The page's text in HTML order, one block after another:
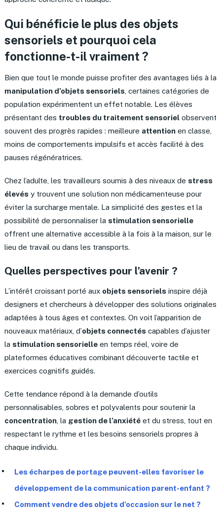
Qui bénéficie le plus des objets
sensoriels et pourquoi cela
fonctionne-t-il vraiment ?
Bien que tout le monde puisse profiter des avantages liés à la
manipulation d’objets sensoriels , certaines catégories de
population expérimentent un effet notable. Les élèves
présentant des troubles du traitement sensorielobservent
souvent des progrès rapides : meilleure attentionen classe,
moins de comportements impulsifs et accès facilité à des
pauses régénératrices.
Chez l’adulte, les travailleurs soumis à des niveaux de stress
élevés y trouvent une solution non médicamenteuse pour
éviter la surcharge mentale. La simplicité des gestes et la
possibilité de personnaliser la stimulation sensorielle
offrent une alternative accessible à la fois à la maison, sur le
lieu de travail ou dans les transports.
Quelles perspectives pour l’avenir ?
L’intérêt croissant porté aux objets sensoriels inspire déjà
designers et chercheurs à développer des solutions originales
adaptées à tous âges et contextes. On voit l’apparition de
nouveaux matériaux, d’objets connectés capables d’ajuster
la stimulation sensorielleen temps réel, voire de
plateformes éducatives combinant découverte tactile et
exercices cognitifs guidés.
Cette tendance répond à la demande d’outils
personnalisables, sobres et polyvalents pour soutenir la
concentration, la gestion de l’anxiétéet du stress, tout en
respectant le rythme et les besoins sensoriels propres à
chaque individu.
Les écharpes de portage peuvent-elles favoriser le
développement de la communication parent-enfant ?
Comment vendre des objets d’occasion sur le net ?